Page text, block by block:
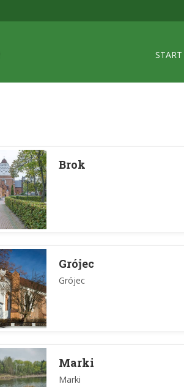
START
Brok
Grójec
Grójec
Marki
Marki